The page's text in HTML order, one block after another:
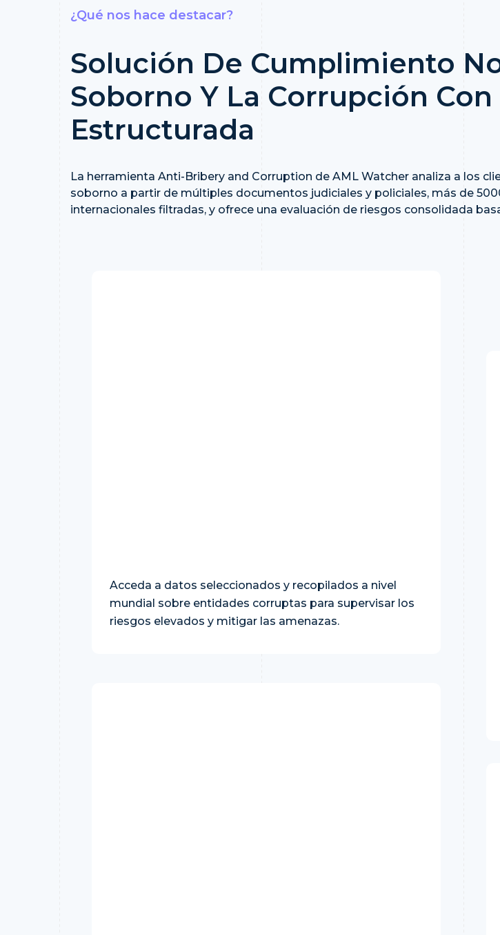
¿Qué nos hace destacar?
Solución De Cumplimiento
Soborno Y La Corrupción
Estructurada
La herramienta Anti-Bribery and Corruption de AML Watcher analiza a los
soborno a partir de múltiples documentos judiciales y policiales, más de
internacionales filtradas, y ofrece una evaluación de riesgos consolidada
Acceda a datos seleccionados y recopilados a nivel
mundial sobre entidades corruptas para supervisar los
riesgos elevados y mitigar las amenazas.